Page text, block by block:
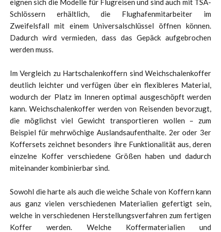
eignen sich die Modelle für Flugreisen und sind auch mit TSA-
Schlössern erhältlich, die Flughafenmitarbeiter im
Zweifelsfall mit einem Universalschlüssel öffnen können.
Dadurch wird vermieden, dass das Gepäck aufgebrochen
werden muss.
Im Vergleich zu Hartschalenkoffern sind Weichschalenkoffer
deutlich leichter und verfügen über ein flexibleres Material,
wodurch der Platz im Inneren optimal ausgeschöpft werden
kann. Weichschalenkoffer werden von Reisenden bevorzugt,
die möglichst viel Gewicht transportieren wollen – zum
Beispiel für mehrwöchige Auslandsaufenthalte. 2er oder 3er
Koffersets zeichnet besonders ihre Funktionalität aus, deren
einzelne Koffer verschiedene Größen haben und dadurch
miteinander kombinierbar sind.
Sowohl die harte als auch die weiche Schale von Koffern kann
aus ganz vielen verschiedenen Materialien gefertigt sein,
welche in verschiedenen Herstellungsverfahren zum fertigen
Koffer werden. Welche Koffermaterialien und